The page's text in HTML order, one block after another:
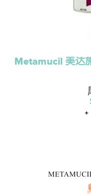
Metamucil 美达